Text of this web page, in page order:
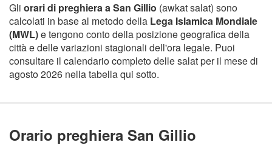
Gli orari di preghiera a San Gillio (awkat salat) sono
calcolati in base al metodo della Lega Islamica Mondiale
(MWL)e tengono conto della posizione geografica della
città e delle variazioni stagionali dell'ora legale. Puoi
consultare il calendario completo delle salat per il mese di
agosto 2026 nella tabella qui sotto.
Orario preghiera San Gillio